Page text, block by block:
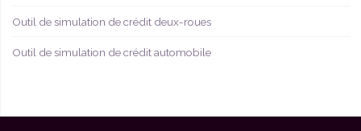
Outil de simulation de crédit deux-roues
Outil de simulation de crédit automobile